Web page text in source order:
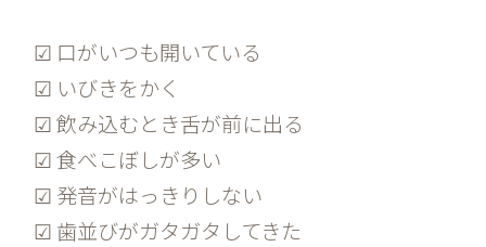
☑ 口がいつも開いている
☑ いびきをかく
☑ 飲み込むとき舌が前に出る
☑ 食べこぼしが多い
☑ 発音がはっきりしない
☑ 歯並びがガタガタしてきた